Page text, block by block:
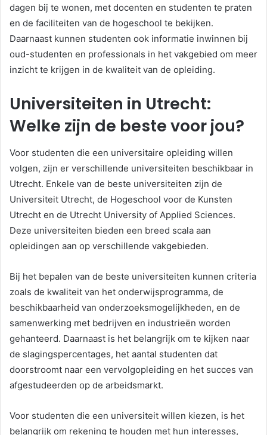
dagen bij te wonen, met docenten en studenten te praten
en de faciliteiten van de hogeschool te bekijken.
Daarnaast kunnen studenten ook informatie inwinnen bij
oud-studenten en professionals in het vakgebied om meer
inzicht te krijgen in de kwaliteit van de opleiding.
Universiteiten in Utrecht:
Welke zijn de beste voor jou?
Voor studenten die een universitaire opleiding willen
volgen, zijn er verschillende universiteiten beschikbaar in
Utrecht. Enkele van de beste universiteiten zijn de
Universiteit Utrecht, de Hogeschool voor de Kunsten
Utrecht en de Utrecht University of Applied Sciences.
Deze universiteiten bieden een breed scala aan
opleidingen aan op verschillende vakgebieden.
Bij het bepalen van de beste universiteiten kunnen criteria
zoals de kwaliteit van het onderwijsprogramma, de
beschikbaarheid van onderzoeksmogelijkheden, en de
samenwerking met bedrijven en industrieën worden
gehanteerd. Daarnaast is het belangrijk om te kijken naar
de slagingspercentages, het aantal studenten dat
doorstroomt naar een vervolgopleiding en het succes van
afgestudeerden op de arbeidsmarkt.
Voor studenten die een universiteit willen kiezen, is het
belangrijk om rekening te houden met hun interesses,